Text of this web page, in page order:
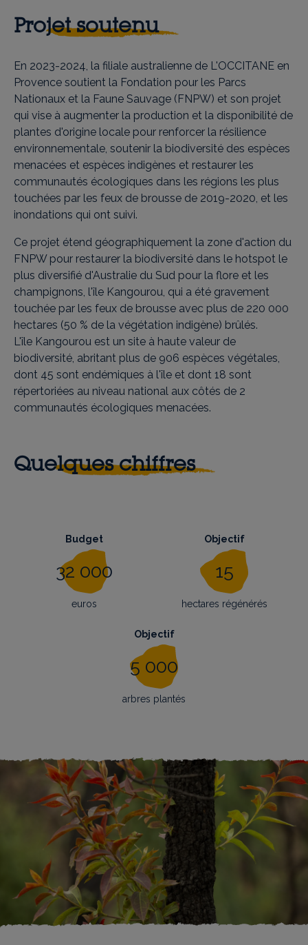
Projet soutenu
En 2023-2024, la filiale australienne de L'OCCITANE en
Provence soutient la Fondation pour les Parcs
Nationaux et la Faune Sauvage (FNPW) et son projet
qui vise à augmenter la production et la disponibilité de
plantes d'origine locale pour renforcer la résilience
environnementale, soutenir la biodiversité des espèces
menacées et espèces indigènes et restaurer les
communautés écologiques dans les régions les plus
touchées par les feux de brousse de 2019-2020, et les
inondations qui ont suivi.
Ce projet étend géographiquement la zone d'action du
FNPW pour restaurer la biodiversité dans le hotspot le
plus diversifié d'Australie du Sud pour la flore et les
champignons, l'île Kangourou, qui a été gravement
touchée par les feux de brousse avec plus de 220 000
hectares (50 % de la végétation indigène) brûlés.
L'île Kangourou est un site à haute valeur de
biodiversité, abritant plus de 906 espèces végétales,
dont 45 sont endémiques à l'île et dont 18 sont
répertoriées au niveau national aux côtés de 2
communautés écologiques menacées.
Quelques chiffres
Budget
32 000
euros
Objectif
15
hectares régénérés
Objectif
5 000
arbres plantés